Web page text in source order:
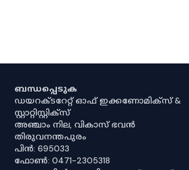
ബന്ധപ്പെടുക
ഡയറക്ടറേറ്റ് ഓഫ് ഇക്കണോമിക്സ് &
സ്റ്റാറ്റിസ്റ്റിക്സ്
അഞ്ചാം നില, വികാസ് ഭവൻ
തിരുവനന്തപുരം
പിൻ: 695033
ഫോൺ: 0471-2305318